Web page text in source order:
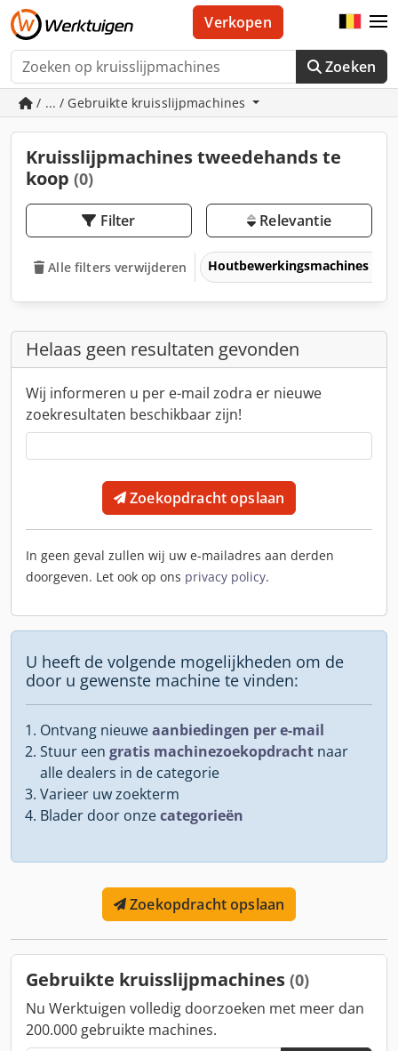
Zoeken
Verkopen
/ ... / Gebruikte kruisslijpmachines
Kruisslijpmachines tweedehands te
koop (0)
Filter Relevantie
Alle filters verwijderen Houtbewerkingsmachines
Helaas geen resultaten gevonden
Wij informeren u per e-mail zodra er nieuwe
zoekresultaten beschikbaar zijn!
Zoekopdracht opslaan
In geen geval zullen wij uw e-mailadres aan derden
doorgeven. Let ook op ons privacy policy.
U heeft de volgende mogelijkheden om de
door u gewenste machine te vinden:
Ontvang nieuweaanbiedingen per e-mail
Stuur een gratis machinezoekopdracht naar
alle dealers in de categorie
Varieer uw zoekterm
Blader door onzecategorieën
Zoekopdracht opslaan
Gebruikte kruisslijpmachines (0)
Nu Werktuigen volledig doorzoeken met meer dan
200.000 gebruikte machines.